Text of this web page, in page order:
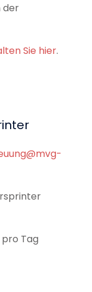
der
Sie hier.
pro Tag